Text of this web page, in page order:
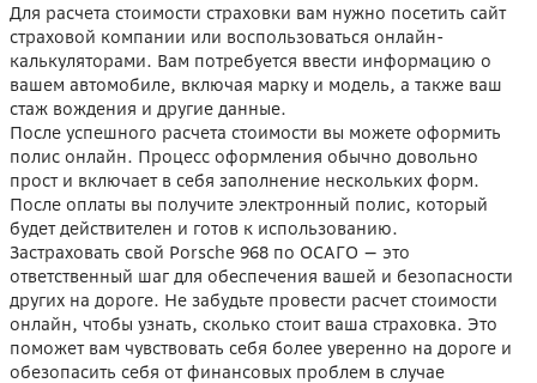
Для расчета стоимости страховки вам нужно посетить сайт
страховой компании или воспользоваться онлайн-
калькуляторами. Вам потребуется ввести информацию о
вашем автомобиле, включая марку и модель, а также ваш
стаж вождения и другие данные.
После успешного расчета стоимости вы можете оформить
полис онлайн. Процесс оформления обычно довольно
прост и включает в себя заполнение нескольких форм.
После оплаты вы получите электронный полис, который
будет действителен и готов к использованию.
Застраховать свой Porsche 968 по ОСАГО — это
ответственный шаг для обеспечения вашей и безопасности
других на дороге. Не забудьте провести расчет стоимости
онлайн, чтобы узнать, сколько стоит ваша страховка. Это
поможет вам чувствовать себя более уверенно на дороге и
обезопасить себя от финансовых проблем в случае